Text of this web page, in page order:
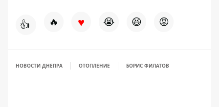
👍 🔥 ♥ 😭 😆 😡
НОВОСТИ ДНЕПРА ОТОПЛЕНИЕ БОРИС ФИЛАТОВ